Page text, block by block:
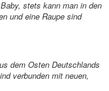
stets kann man in den
und eine Raupe sind
dem Osten Deutschlands
verbunden mit neuen,